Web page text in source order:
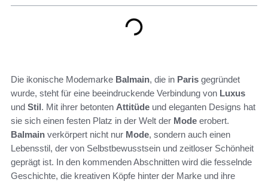
Die ikonische Modemarke Balmain, die in Paris gegründet
wurde, steht für eine beeindruckende Verbindung von Luxus
und Stil. Mit ihrer betonten Attitüde und eleganten Designs hat
sie sich einen festen Platz in der Welt der Mode erobert.
Balmain verkörpert nicht nur Mode, sondern auch einen
Lebensstil, der von Selbstbewusstsein und zeitloser Schönheit
geprägt ist. In den kommenden Abschnitten wird die fesselnde
Geschichte, die kreativen Köpfe hinter der Marke und ihre